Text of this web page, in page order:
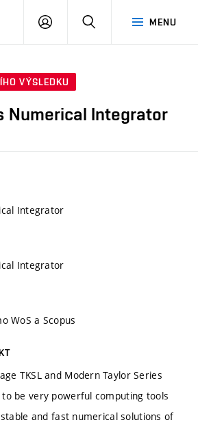
MENU
PŘIHLÁSIT
VÝSLEDKU
Numerical Integrator
Integrator
Integrator
WoS a Scopus
TKSL and Modern Taylor Series
be very powerful computing tools
and fast numerical solutions of